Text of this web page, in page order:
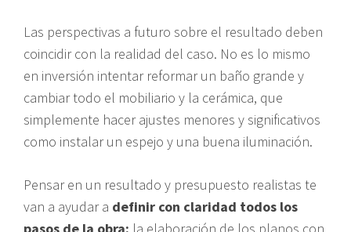
Las perspectivas a futuro sobre el resultado deben
coincidir con la realidad del caso. No es lo mismo
en inversión intentar reformar un baño grande y
cambiar todo el mobiliario y la cerámica, que
simplemente hacer ajustes menores y significativos
como instalar un espejo y una buena iluminación.
Pensar en un resultado y presupuesto realistas te
van a ayudar a definir con claridad todos los
pasos de la obra: la elaboración de los planos con